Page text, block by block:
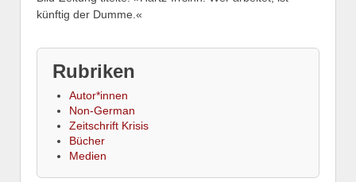
künftig der Dumme.«
Rubriken
Autor*innen
Non-German
Zeitschrift Krisis
Bücher
Medien